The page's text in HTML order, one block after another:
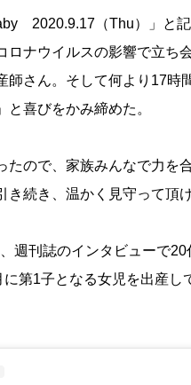
2020.9.17（Thu）」と記
ロナウイルスの影響で立ち
師さん。そして何より17時
喜びをかみ締めた。
ので、家族みんなで力を
き続き、温かく見守って頂
週刊誌のインタビューで
第1子となる女児を出産し